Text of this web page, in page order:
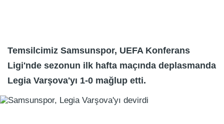
Temsilcimiz Samsunspor, UEFA Konferans
Ligi'nde sezonun ilk hafta maçında deplasmanda
Legia Varşova'yı 1-0 mağlup etti.